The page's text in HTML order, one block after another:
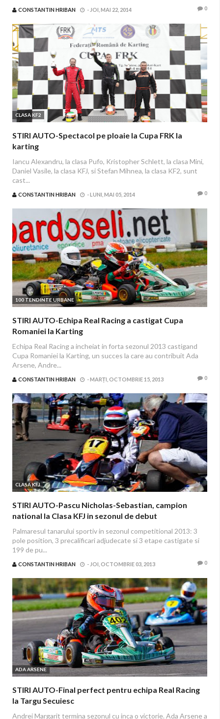
CONSTANTIN HRIBAN - JOI, MAI 22, 2014 0
CLASA KF2
STIRI AUTO-Spectacol pe ploaie la Cupa FRK la
karting
Iancu Alexandru, la clasa Pufo, Kristopher Schlett, la clasa Mini,
Daniel Vasile, la clasa KFJ, si Stefan Mihnea, la clasa KF2, sunt
cast...
CONSTANTIN HRIBAN -LUNI, MAI 05, 2014 0
100 TENDINTE URBANE
STIRI AUTO-Echipa Real Racing a castigat Cupa
Romaniei la Karting
Echipa Real Racing a incheiat in forta sezonul 2013 castigand
Cupa Romaniei la Karting, un succes la care au contribuit Ada
Arsene, Andre...
CONSTANTIN HRIBAN -MARȚI, OCTOMBRIE 15, 2013 0
CLASA KFJ
STIRI AUTO-Pascu Nicholas-Sebastian, campion
nationa l la Clasa KFJ in sezonul de debut
Palmaresul tanarului sportiv in sezonul competitional 2013: 3
pole position, 3 precalificari adjudecate si 3 etape castigate si
199 de pu...
CONSTANTIN HRIBAN - JOI, OCTOMBRIE 03, 2013 0
ADA ARSENE
STIRI AUTO-Final perfect pentru echipa Real Racing
la Targu Secuiesc
Andrei Margarit termina sezonul cu inca o victorie. Ada Arsene a